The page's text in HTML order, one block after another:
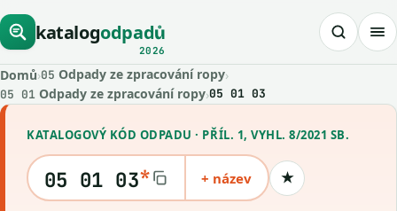
katalogodpadů
2026
Domů›05 Odpady ze zpracování ropy›
05 01 Odpady ze zpracování ropy›05 01 03
KATALOGOVÝ KÓD ODPADU · PŘÍL. 1, VYHL. 8/2021 SB.
05 01 03* + název ★Uložit kód